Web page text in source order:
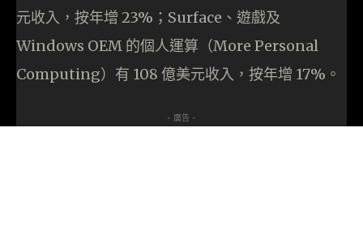
元收入，按年增 23%；Surface、遊戲及
Windows OEM 的個人運算（More Personal
Computing）有 108 億美元收入，按年增 17%。
- 廣告 -